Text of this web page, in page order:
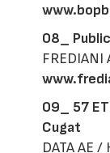
08_
FREDIANI
09_ 57
Cugat
DATA AE /